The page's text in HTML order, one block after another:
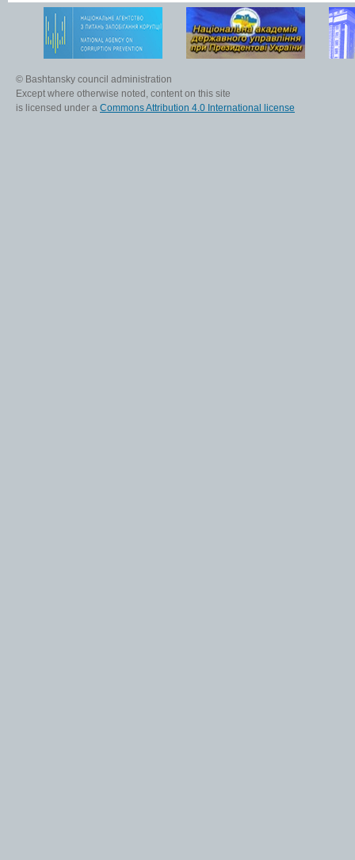
© Bashtansky council administration
Except where otherwise noted, content on this site
is licensed under a Commons Attribution 4.0 International license